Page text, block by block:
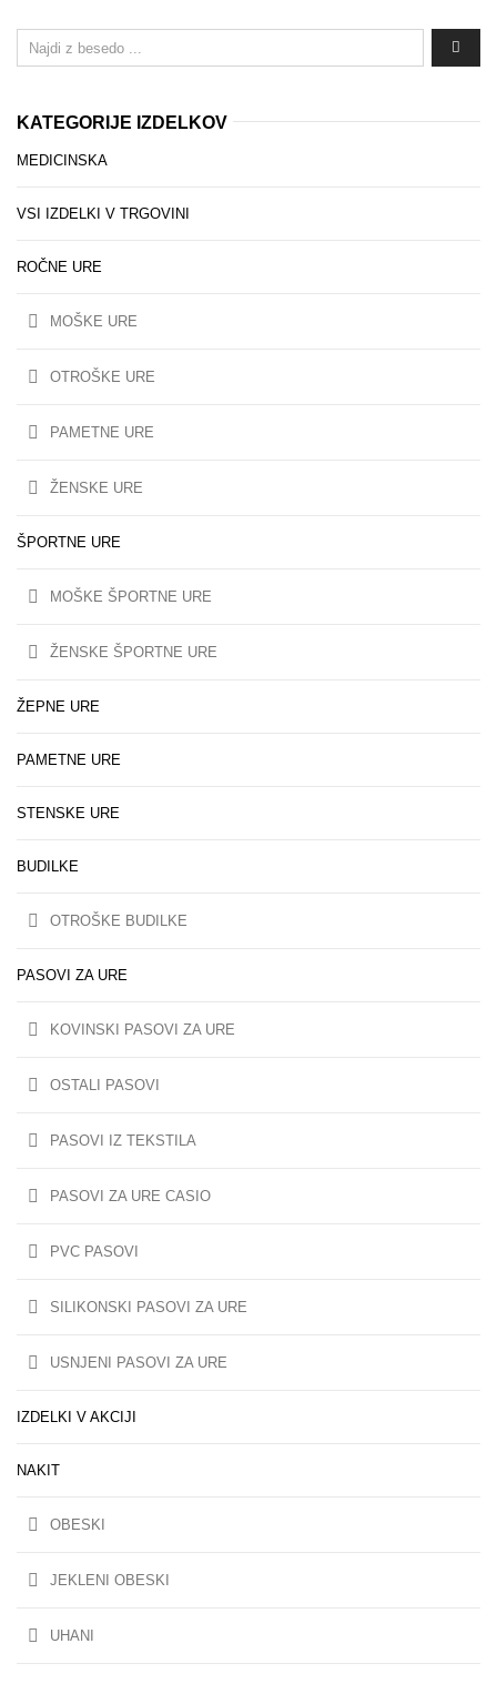
KATEGORIJE IZDELKOV
MEDICINSKA
VSI IZDELKI V TRGOVINI
ROČNE URE
MOŠKE URE
OTROŠKE URE
PAMETNE URE
ŽENSKE URE
ŠPORTNE URE
MOŠKE ŠPORTNE URE
ŽENSKE ŠPORTNE URE
ŽEPNE URE
PAMETNE URE
STENSKE URE
BUDILKE
OTROŠKE BUDILKE
PASOVI ZA URE
KOVINSKI PASOVI ZA URE
OSTALI PASOVI
PASOVI IZ TEKSTILA
PASOVI ZA URE CASIO
PVC PASOVI
SILIKONSKI PASOVI ZA URE
USNJENI PASOVI ZA URE
IZDELKI V AKCIJI
NAKIT
OBESKI
JEKLENI OBESKI
UHANI